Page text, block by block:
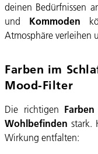
deinen Bedürfnissen
und Kommoden
Atmosphäre verleihen
Farben im
Mood-Filter
Die richtigen
Wohlbefinden stark.
Wirkung entfalten: